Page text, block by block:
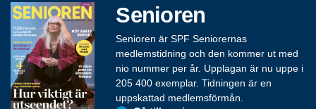
Senioren
Senioren är SPF Seniorernas
medlemstidning och den kommer ut med
nio nummer per år. Upplagan är nu uppe i
205 400 exemplar. Tidningen är en
uppskattad medlemsförmån.